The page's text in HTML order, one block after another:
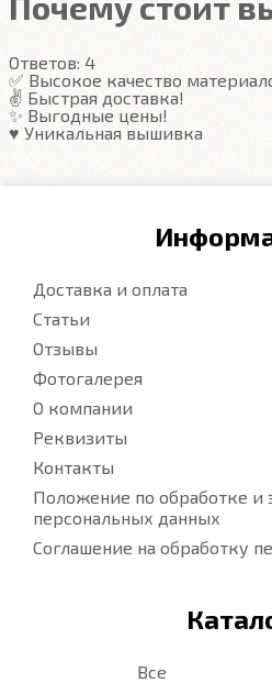
Ответов: 4
✅ Высокое качество
✌️ Быстрая доставка!
✨ Выгодные цены!
♥️ Уникальная вышивка
Доставка и оплата
Статьи
Отзывы
Фотогалерея
О компании
Реквизиты
Контакты
Положение по обработке и
персональных данных
Соглашение на обработку
Все